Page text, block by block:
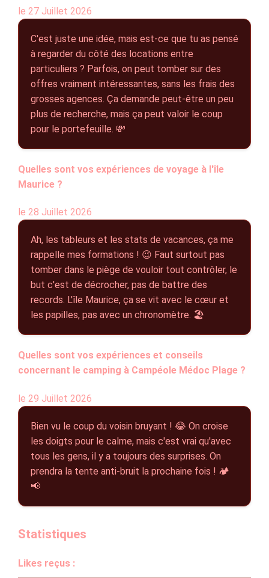
le 27 Juillet 2026
C'est juste une idée, mais est-ce que tu as pensé
à regarder du côté des locations entre
particuliers ? Parfois, on peut tomber sur des
offres vraiment intéressantes, sans les frais des
grosses agences. Ça demande peut-être un peu
plus de recherche, mais ça peut valoir le coup
pour le portefeuille. 💸
Quelles sont vos expériences de voyage à l'île
Maurice ?
le 28 Juillet 2026
Ah, les tableurs et les stats de vacances, ça me
rappelle mes formations ! 😉 Faut surtout pas
tomber dans le piège de vouloir tout contrôler, le
but c'est de décrocher, pas de battre des
records. L'île Maurice, ça se vit avec le cœur et
les papilles, pas avec un chronomètre. 🏖️
Quelles sont vos expériences et conseils
concernant le camping à Campéole Médoc Plage ?
le 29 Juillet 2026
Bien vu le coup du voisin bruyant ! 😂 On croise
les doigts pour le calme, mais c'est vrai qu'avec
tous les gens, il y a toujours des surprises. On
prendra la tente anti-bruit la prochaine fois ! 🏕️
📢
Statistiques
Likes reçus :